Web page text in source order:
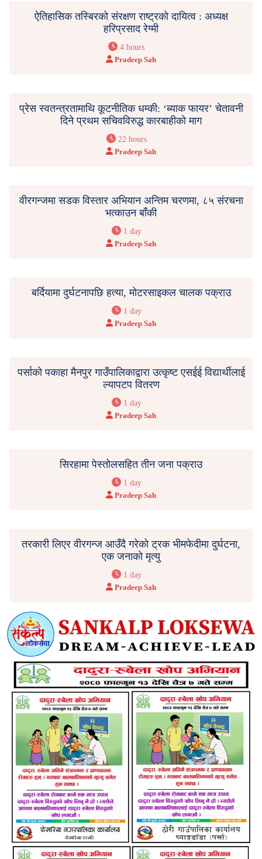
ऐतिहासिक तस्बिरको संरक्षण राष्ट्रको दायित्व : अध्यक्ष
हरिप्रसाद रेग्मी
4 hours
Pradeep Sah
प्रेस स्वतन्त्रतामाथि कूटनीतिक धम्की: ‘ब्याक फायर’ चेतावनी
दिने प्रथम सचिवविरुद्ध कारबाहीको माग
22 hours
Pradeep Sah
वीरगन्जमा सडक विस्तार अभियान अन्तिम चरणमा, ८५ संरचना
भत्काउन बाँकी
1 day
Pradeep Sah
बर्दियामा दुर्घटनापछि हत्या, मोटरसाइकल चालक पक्राउ
1 day
Pradeep Sah
पर्साको पकाहा मैनपुर गाउँपालिकाद्वारा उत्कृष्ट एसईई विद्यार्थीलाई
ल्यापटप वितरण
1 day
Pradeep Sah
सिरहामा पेस्तोलसहित तीन जना पक्राउ
1 day
Pradeep Sah
तरकारी लिएर वीरगन्ज आउँदै गरेको ट्रक भीमफेदीमा दुर्घटना,
एक जनाको मृत्यु
1 day
Pradeep Sah